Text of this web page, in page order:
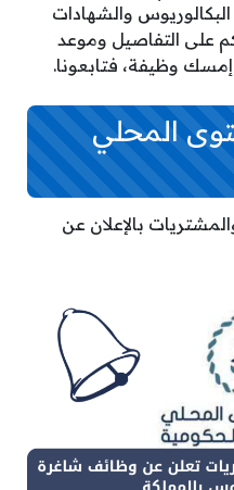
والشهادات
على التفاصيل وموعد
وظيفة، فتابعونا.
المحلي
بالإعلان عن